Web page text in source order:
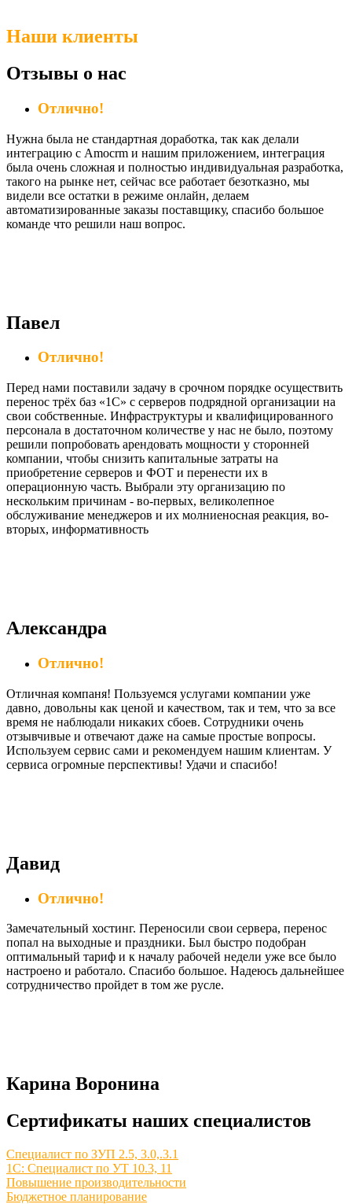
Наши клиенты
Отзывы о нас
Отлично!
Нужна была не стандартная доработка, так как делали
интеграцию с Amocrm и нашим приложением, интеграция
была очень сложная и полностью индивидуальная разработка,
такого на рынке нет, сейчас все работает безотказно, мы
видели все остатки в режиме онлайн, делаем
автоматизированные заказы поставщику, спасибо большое
команде что решили наш вопрос.
Павел
Отлично!
Перед нами поставили задачу в срочном порядке осуществить
перенос трёх баз «1С» с серверов подрядной организации на
свои собственные. Инфраструктуры и квалифицированного
персонала в достаточном количестве у нас не было, поэтому
решили попробовать арендовать мощности у сторонней
компании, чтобы снизить капитальные затраты на
приобретение серверов и ФОТ и перенести их в
операционную часть. Выбрали эту организацию по
нескольким причинам - во-первых, великолепное
обслуживание менеджеров и их молниеносная реакция, во-
вторых, информативность
Александра
Отлично!
Отличная компаня! Пользуемся услугами компании уже
давно, довольны как ценой и качеством, так и тем, что за все
время не наблюдали никаких сбоев. Сотрудники очень
отзывчивые и отвечают даже на самые простые вопросы.
Используем сервис сами и рекомендуем нашим клиентам. У
сервиса огромные перспективы! Удачи и спасибо!
Давид
Отлично!
Замечательный хостинг. Переносили свои сервера, перенос
попал на выходные и праздники. Был быстро подобран
оптимальный тариф и к началу рабочей недели уже все было
настроено и работало. Спасибо большое. Надеюсь дальнейшее
сотрудничество пройдет в том же русле.
Карина Воронина
Сертификаты наших специалистов
Специалист по ЗУП 2.5, 3.0,.3.1
1С: Специалист по УТ 10.3, 11
Повышение производительности
Бюджетное планирование